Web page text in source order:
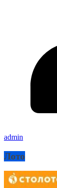
admin
Лото